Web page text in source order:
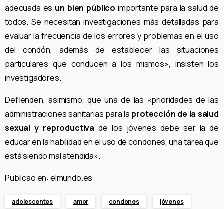
adecuada es un bien público importante para la salud de
todos. Se necesitan investigaciones más detalladas para
evaluar la frecuencia de los errores y problemas en el uso
del condón, además de establecer las situaciones
particulares que conducen a los mismos», insisten los
investigadores.
Defienden, asimismo, que una de las «prioridades de las
administraciones sanitarias para la protección de la salud
sexual y reproductiva de los jóvenes debe ser la de
educar en la habilidad en el uso de condones, una tarea que
está siendo mal atendida».
Publicao en: elmundo.es
adolescentes amor condones jóvenes